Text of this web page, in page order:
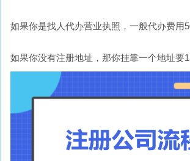
如果你是找人代办营业执照，一般代办费用
如果你没有注册地址，那你挂靠一个地址要